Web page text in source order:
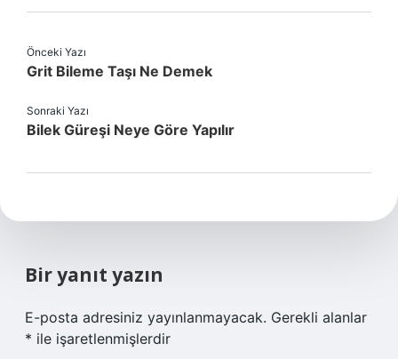
Önceki Yazı
Grit Bileme Taşı Ne Demek
Sonraki Yazı
Bilek Güreşi Neye Göre Yapılır
Bir yanıt yazın
E-posta adresiniz yayınlanmayacak. Gerekli alanlar
* ile işaretlenmişlerdir